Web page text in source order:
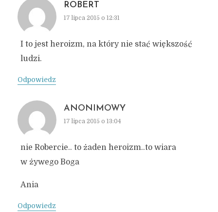
ROBERT
17 lipca 2015 o 12:31
I to jest heroizm, na który nie stać większość
ludzi.
Odpowiedz
ANONIMOWY
17 lipca 2015 o 13:04
nie Robercie.. to żaden heroizm..to wiara
w żywego Boga
Ania
Odpowiedz